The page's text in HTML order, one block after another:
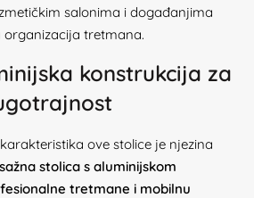
salonima i događanjima
tretmana.
konstrukcija za
ove stolice je njezina
stolica s aluminijskom
tretmane i mobilnu